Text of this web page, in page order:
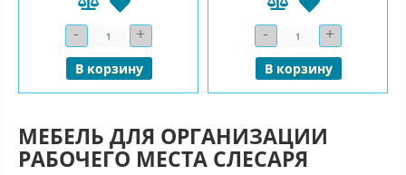
- Количество+
В корзину
- Количество+
В корзину
МЕБЕЛЬ ДЛЯ ОРГАНИЗАЦИИ
РАБОЧЕГО МЕСТА СЛЕСАРЯ